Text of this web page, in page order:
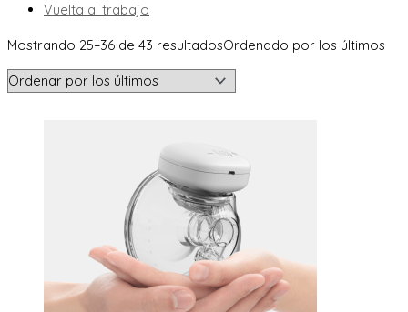
Vuelta al trabajo
Mostrando 25–36 de 43 resultadosOrdenado por los últimos